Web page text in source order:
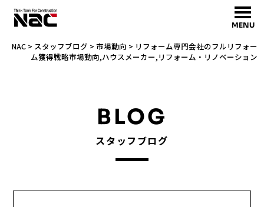
MENU
NAC> スタッフブログ > 市場動向 > リフォーム専門会社のフルリフォー
ム獲得戦略市場動向,ハウスメーカー,リフォーム・リノベーション
BLOG
スタッフブログ